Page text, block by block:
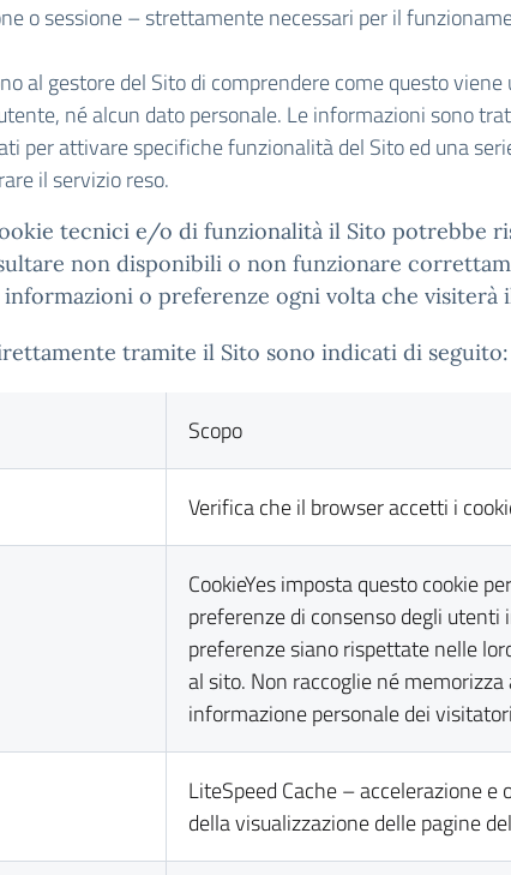
o sessione – strettamente necessari per il
al gestore del Sito di comprendere come questo
né alcun dato personale. Le informazioni sono
per attivare specifiche funzionalità del Sito ed una
il servizio reso.
tecnici e/o di funzionalità il Sito potrebbe
non disponibili o non funzionare
o preferenze ogni volta che visiterà
tramite il Sito sono indicati di seguito:
Scopo
Verifica che il browser accetti i
CookieYes imposta questo cookie
preferenze di consenso degli utenti
preferenze siano rispettate nelle
al sito. Non raccoglie né memorizza
informazione personale dei
LiteSpeed Cache – accelerazione e
della visualizzazione delle pagine